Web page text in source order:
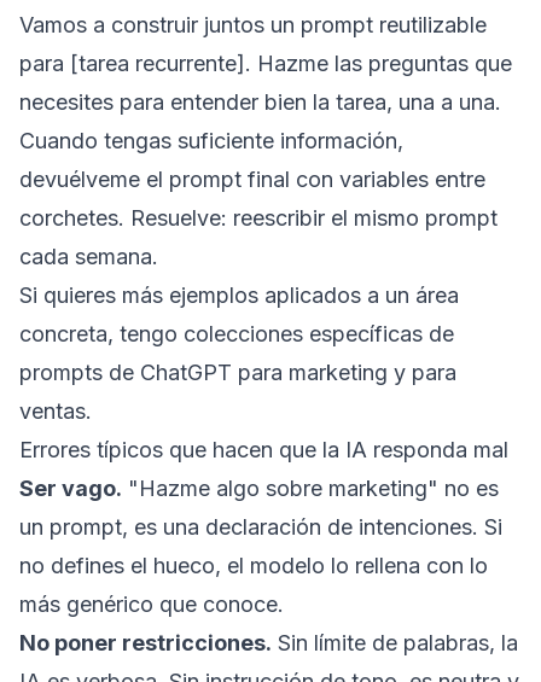
Vamos a construir juntos un prompt reutilizable
para [tarea recurrente]. Hazme las preguntas que
necesites para entender bien la tarea, una a una.
Cuando tengas suficiente información,
devuélveme el prompt final con variables entre
corchetes. Resuelve: reescribir el mismo prompt
cada semana.
Si quieres más ejemplos aplicados a un área
concreta, tengo colecciones específicas de
prompts de ChatGPT para marketing y para
ventas.
Errores típicos que hacen que la IA responda mal
Ser vago. "Hazme algo sobre marketing" no es
un prompt, es una declaración de intenciones. Si
no defines el hueco, el modelo lo rellena con lo
más genérico que conoce.
No poner restricciones. Sin límite de palabras, la